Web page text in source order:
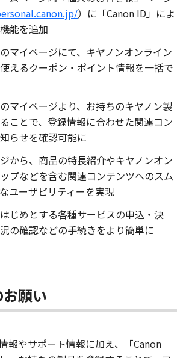
）に「Canon ID」によ
能を追加
マイページにて、キヤノンオンライン
えるクーポン・ポイント情報を一括で
マイページより、お持ちのキヤノン製
ことで、登録情報に合わせた関連コン
らせを確認可能に
から、商品の特長紹介やキヤノンオン
プなどを含む関連コンテンツへのスム
ユーザビリティーを実現
じめとする各種サービスの申込・決
の確認などの手続きをより簡単に
願い
報やサポート情報に加え、「Canon